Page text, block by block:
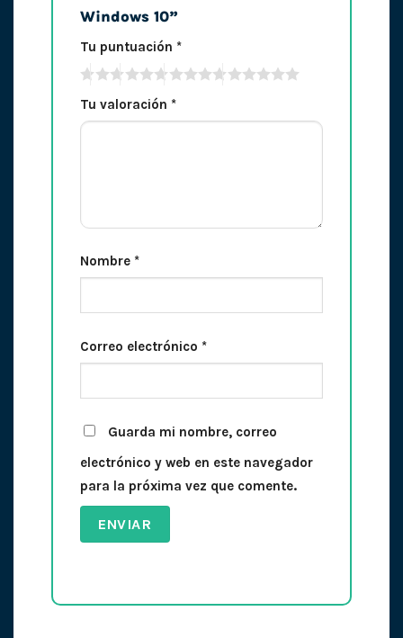
Windows 10”
Tu puntuación *
Tu valoración *
Nombre *
Correo electrónico *
Guarda mi nombre, correo
electrónico y web en este navegador
para la próxima vez que comente.